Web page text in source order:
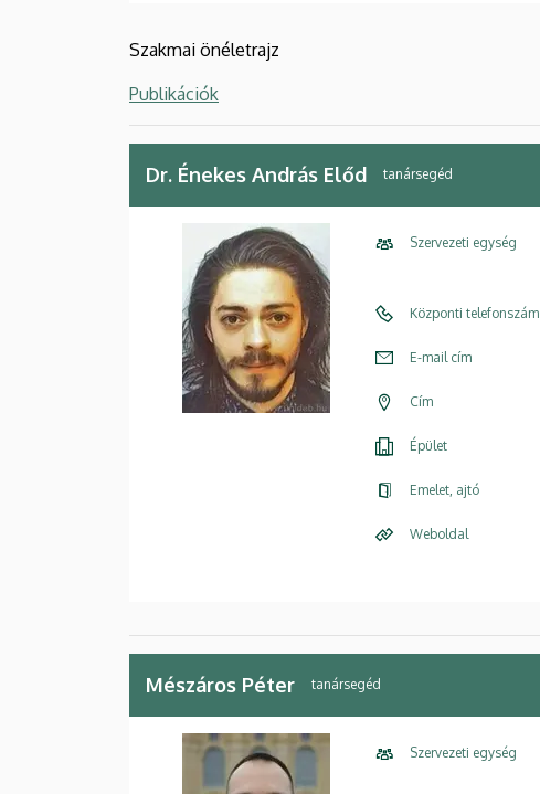
Szakmai önéletrajz
Publikációk
Dr. Énekes András Előd tanársegéd
Szervezeti egység
Központi telefonszám
E-mail cím
Cím
Épület
Emelet, ajtó
Weboldal
Mészáros Péter tanársegéd
Szervezeti egység